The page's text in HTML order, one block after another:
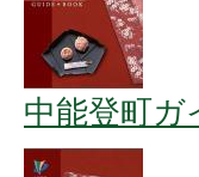
中能登町ガ